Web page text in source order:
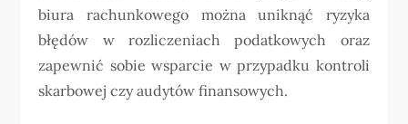
biura rachunkowego można uniknąć ryzyka
błędów w rozliczeniach podatkowych oraz
zapewnić sobie wsparcie w przypadku kontroli
skarbowej czy audytów finansowych.